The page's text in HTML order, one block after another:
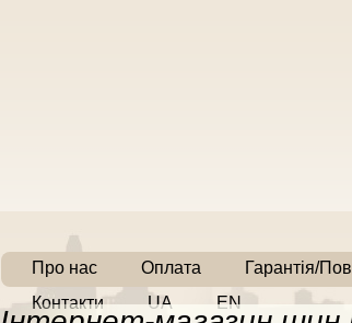
Про нас Оплата Гарантія/
Контакти
UA EN